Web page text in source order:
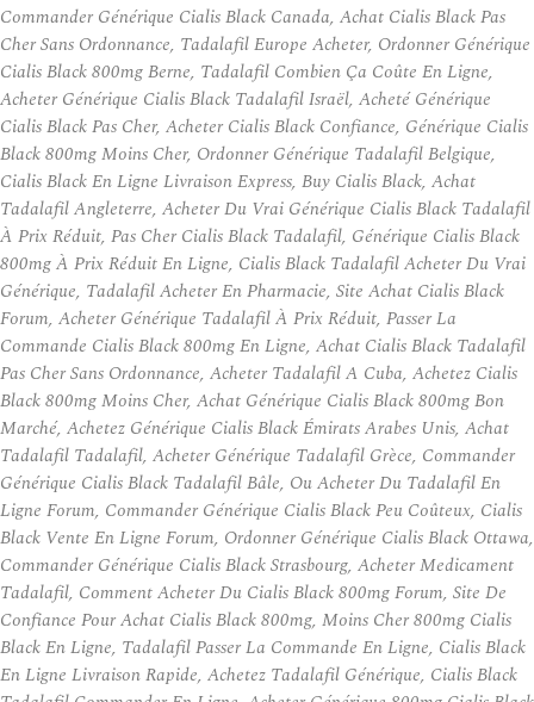
Commander Générique Cialis Black Canada, Achat Cialis Black Pas
Cher Sans Ordonnance, Tadalafil Europe Acheter, Ordonner Générique
Cialis Black 800mg Berne, Tadalafil Combien Ça Coûte En Ligne,
Acheter Générique Cialis Black Tadalafil Israël, Acheté Générique
Cialis Black Pas Cher, Acheter Cialis Black Confiance, Générique Cialis
Black 800mg Moins Cher, Ordonner Générique Tadalafil Belgique,
Cialis Black En Ligne Livraison Express, Buy Cialis Black, Achat
Tadalafil Angleterre, Acheter Du Vrai Générique Cialis Black Tadalafil
À Prix Réduit, Pas Cher Cialis Black Tadalafil, Générique Cialis Black
800mg À Prix Réduit En Ligne, Cialis Black Tadalafil Acheter Du Vrai
Générique, Tadalafil Acheter En Pharmacie, Site Achat Cialis Black
Forum, Acheter Générique Tadalafil À Prix Réduit, Passer La
Commande Cialis Black 800mg En Ligne, Achat Cialis Black Tadalafil
Pas Cher Sans Ordonnance, Acheter Tadalafil A Cuba, Achetez Cialis
Black 800mg Moins Cher, Achat Générique Cialis Black 800mg Bon
Marché, Achetez Générique Cialis Black Émirats Arabes Unis, Achat
Tadalafil Tadalafil, Acheter Générique Tadalafil Grèce, Commander
Générique Cialis Black Tadalafil Bâle, Ou Acheter Du Tadalafil En
Ligne Forum, Commander Générique Cialis Black Peu Coûteux, Cialis
Black Vente En Ligne Forum, Ordonner Générique Cialis Black Ottawa,
Commander Générique Cialis Black Strasbourg, Acheter Medicament
Tadalafil, Comment Acheter Du Cialis Black 800mg Forum, Site De
Confiance Pour Achat Cialis Black 800mg, Moins Cher 800mg Cialis
Black En Ligne, Tadalafil Passer La Commande En Ligne, Cialis Black
En Ligne Livraison Rapide, Achetez Tadalafil Générique, Cialis Black